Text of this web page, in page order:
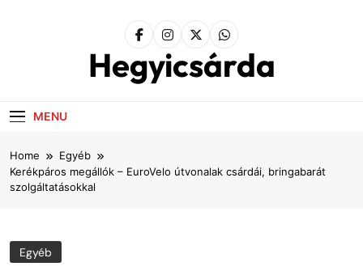
Hegyicsárda
MENU
Home
Egyéb
Kerékpáros megállók – EuroVelo útvonalak csárdái, bringabarát
szolgáltatásokkal
Egyéb